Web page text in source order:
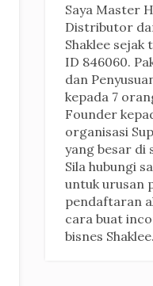
Saya Master
Distributor
Shaklee sejak
ID 846060.
dan
kepada 7
Founder
organisasi
yang besar di
Sila hubungi
untuk urusan
pendaftaran
cara buat
bisnes Shaklee.